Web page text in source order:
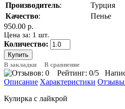
Производитель:
Турция
Качество:
Пенье
950.00 р.
Цена за: 1 шт.
Количество:
В закладки В сравнение
Рейтинг: 0/5
Описание Характеристики
Кулирка с лайкрой